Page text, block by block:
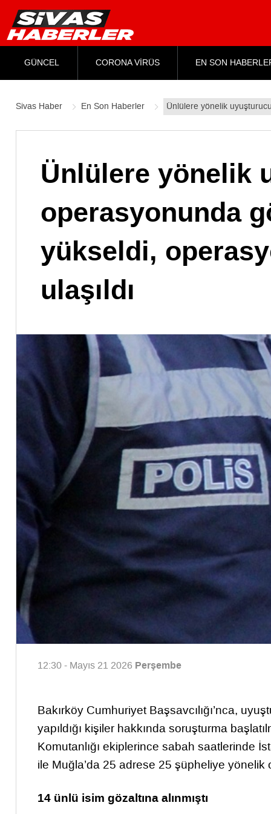
GÜNCEL CORONA VİRÜS EN SON
Sivas Haber En Son Haberler Ünlülere yönelik
Ünlülere yönelik
operasyonunda
yükseldi,
ulaşıldı
12:30 - Mayıs 21 2026 Perşembe
Bakırköy Cumhuriyet Başsavcılığı’nca,
yapıldığı kişiler hakkında soruşturma
Komutanlığı ekiplerince sabah saatlerinde
ile Muğla’da 25 adrese 25 şüpheliye
14 ünlü isim gözaltına alınmıştı